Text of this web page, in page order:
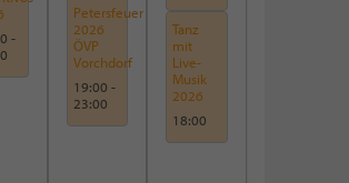
-
Petersfeuer
2026
ÖVP
Vorchdorf
19:00 -
23:00
Tanz
mit
Live-
Musik
2026
18:00